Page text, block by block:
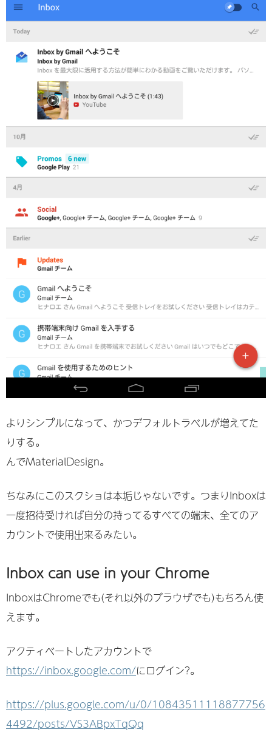
よりシンプルになって、かつデフォルトラベルが増えてた
りする。
んでMaterialDesign。
ちなみにこのスクショは本垢じゃないです。つまりInboxは
一度招待受ければ自分の持ってるすべての端末、全てのア
カウントで使用出来るみたい。
Inbox can use in your Chrome
InboxはChromeでも(それ以外のブラウザでも)もちろん使
えます。
アクティベートしたアカウントで
https://inbox.google.com/にログイン?。
https://plus.google.com/u/0/10843511118877756
4492/posts/VS3ABpxTqQq